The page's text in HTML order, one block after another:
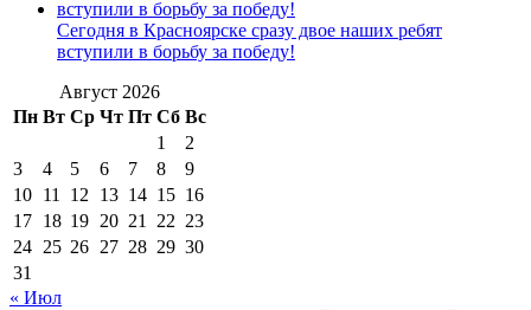
Сегодня в Красноярске сразу двое наших ребят
вступили в борьбу за победу!
Август 2026
Пн Вт Ср Чт Пт Сб Вс
1
2
3
4 5 6 7 8
9
10 11 12 13 14 15 16
17 18 19 20 21 22 23
24 25 26 27 28 29 30
31
« Июл